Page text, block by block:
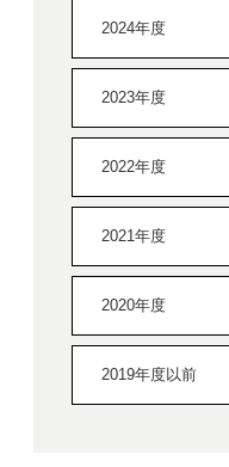
2024年度
2023年度
2022年度
2021年度
2020年度
2019年度以前